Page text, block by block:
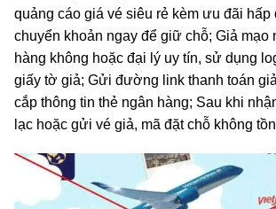
quảng cáo giá vé siêu rẻ kèm ưu đãi hấp
chuyển khoản ngay để giữ chỗ; Giả mạo
hàng không hoặc đại lý uy tín, sử dụng
giấy tờ giả; Gửi đường link thanh toán
cắp thông tin thẻ ngân hàng; Sau khi
lạc hoặc gửi vé giả, mã đặt chỗ không